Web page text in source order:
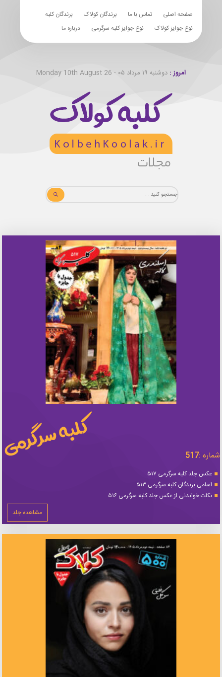
صفحه اصلی تماس با ما برندگان کولاک
برندگان کلبه
نوع جوایز کولاک
نوع جوایز کلبه سرگرمی درباره ما
امروز : دوشنبه ۱۹ مرداد ۰۵ - Monday 10th August 26
شماره :517
عکس جلد کلبه سرگرمی ۵۱۷
اسامی برندگان کلبه سرگرمی ۵۱۳
نکات خواندنی از عکس جلد کلبه سرگرمی ۵۱۶
مشاهده جلد